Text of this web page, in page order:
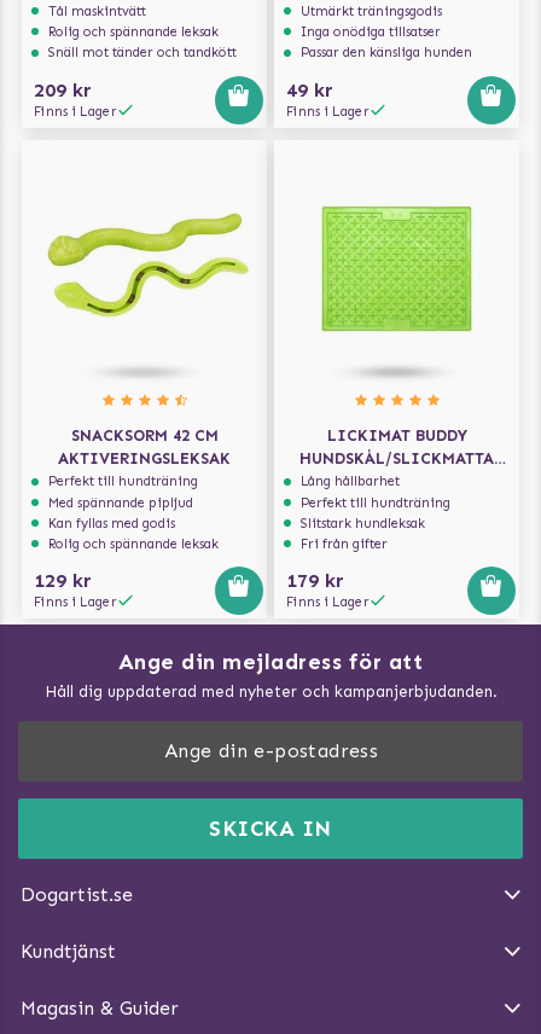
Tål maskintvätt
Rolig och spännande leksak
Snäll mot tänder och tandkött
209 kr
Finns i Lager
Utmärkt träningsgodis
Inga onödiga tillsatser
Passar den känsliga hunden
49 kr
Finns i Lager
SNACKSORM 42 CM
AKTIVERINGSLEKSAK
Perfekt till hundträning
Med spännande pipljud
Kan fyllas med godis
Rolig och spännande leksak
129 kr
Finns i Lager
LICKIMAT BUDDY
HUNDSKÅL/SLICKMATTA
GRÖN 30,5 X 25,5 CM
Lång hållbarhet
Perfekt till hundträning
Slitstark hundleksak
Fri från gifter
179 kr
Finns i Lager
Ange din mejladress för att
Håll dig uppdaterad med nyheter och kampanjerbjudanden.
SKICKA IN
Dogartist.se
DogArtist.se drivs av:
E-post:info@dogartist.se
Kundtjänst
Ångra Köp
Magasin & Guider
Vad kan hundar äta?
Träna Nose Work hemma
Så gör du promenaden roligare
Hundbäddar